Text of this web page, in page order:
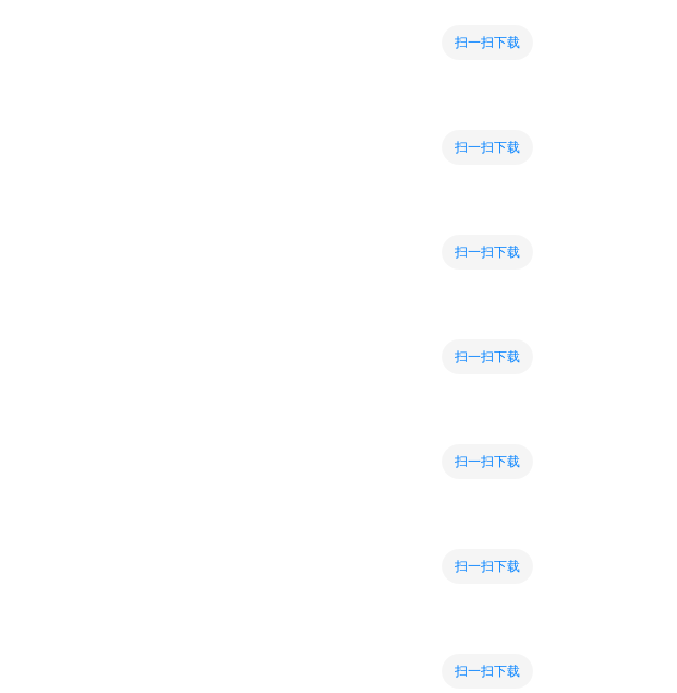
扫一扫下载
扫一扫下载
扫一扫下载
扫一扫下载
扫一扫下载
扫一扫下载
扫一扫下载